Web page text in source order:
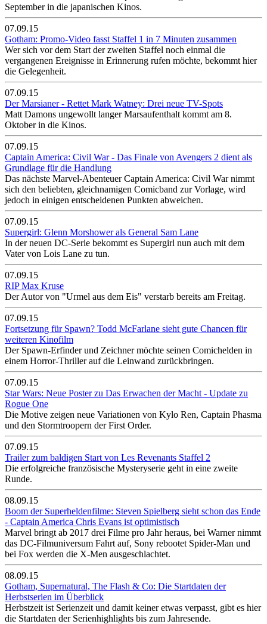
September in die japanischen Kinos.
07.09.15
Gotham: Promo-Video fasst Staffel 1 in 7 Minuten zusammen
Wer sich vor dem Start der zweiten Staffel noch einmal die
vergangenen Ereignisse in Erinnerung rufen möchte, bekommt hier
die Gelegenheit.
07.09.15
Der Marsianer - Rettet Mark Watney: Drei neue TV-Spots
Matt Damons ungewollt langer Marsaufenthalt kommt am 8.
Oktober in die Kinos.
07.09.15
Captain America: Civil War - Das Finale von Avengers 2 dient als
Grundlage für die Handlung
Das nächste Marvel-Abenteuer Captain America: Civil War nimmt
sich den beliebten, gleichnamigen Comicband zur Vorlage, wird
jedoch in einigen entscheidenen Punkten abweichen.
07.09.15
Supergirl: Glenn Morshower als General Sam Lane
In der neuen DC-Serie bekommt es Supergirl nun auch mit dem
Vater von Lois Lane zu tun.
07.09.15
RIP Max Kruse
Der Autor von "Urmel aus dem Eis" verstarb bereits am Freitag.
07.09.15
Fortsetzung für Spawn? Todd McFarlane sieht gute Chancen für
weiteren Kinofilm
Der Spawn-Erfinder und Zeichner möchte seinen Comichelden in
einem Horror-Thriller auf die Leinwand zurückbringen.
07.09.15
Star Wars: Neue Poster zu Das Erwachen der Macht - Update zu
Rogue One
Die Motive zeigen neue Variationen von Kylo Ren, Captain Phasma
und den Stormtroopern der First Order.
07.09.15
Trailer zum baldigen Start von Les Revenants Staffel 2
Die erfolgreiche französische Mysteryserie geht in eine zweite
Runde.
08.09.15
Boom der Superheldenfilme: Steven Spielberg sieht schon das Ende
- Captain America Chris Evans ist optimistisch
Marvel bringt ab 2017 drei Filme pro Jahr heraus, bei Warner nimmt
das DC-Filmuniversum Fahrt auf, Sony rebootet Spider-Man und
bei Fox werden die X-Men ausgeschlachtet.
08.09.15
Gotham, Supernatural, The Flash & Co: Die Startdaten der
Herbstserien im Überblick
Herbstzeit ist Serienzeit und damit keiner etwas verpasst, gibt es hier
die Startdaten der Serienhighlights bis zum Jahresende.